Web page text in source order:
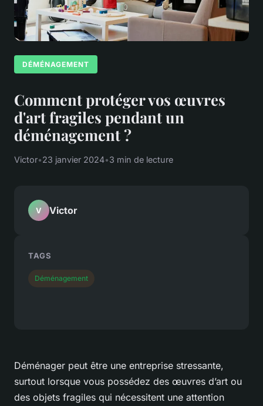
DÉMÉNAGEMENT
Comment protéger vos œuvres
d'art fragiles pendant un
déménagement ?
Victor•23 janvier 2024•3 min de lecture
Déménager peut être une entreprise stressante,
surtout lorsque vous possédez des œuvres d’art ou
des objets fragiles qui nécessitent une attention
V Victor
TAGS
Déménagement